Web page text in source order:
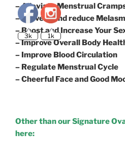
– Alleviate Menstrual
– Prevent and reduce
– Boost and Increase Your
– Improve Overall Body
– Improve Blood Circulation
– Regulate Menstrual Cycle
– Cheerful Face and Good
Other than our Signature
here:
3k 1k